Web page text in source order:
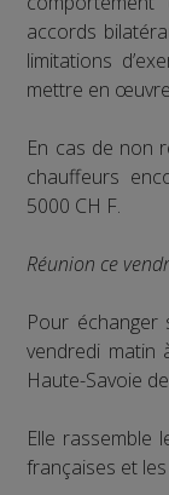
accords
limitations
mettre en
En cas de non
chauffeurs
5000 CH F.
Réunion ce
Pour
vendredi matin
Haute-Savoie
Elle rassemble
françaises et